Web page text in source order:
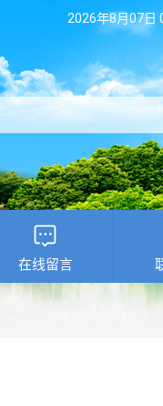
2026年8月07日
在线留言